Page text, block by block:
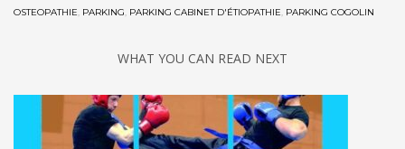
OSTEOPATHIE, PARKING, PARKING CABINET D'ÉTIOPATHIE, PARKING COGOLIN
WHAT YOU CAN READ NEXT